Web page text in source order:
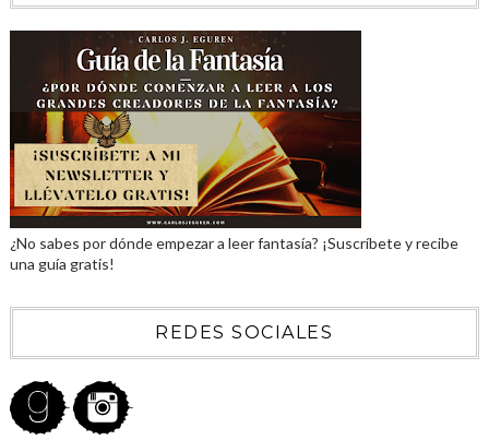
¿No sabes por dónde empezar a leer fantasía? ¡Suscríbete y recibe
una guía gratis!
REDES SOCIALES